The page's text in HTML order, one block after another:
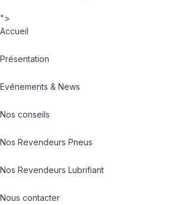
">
Accueil
Présentation
Evénements & News
Nos conseils
Nos Revendeurs Pneus
Nos Revendeurs Lubrifiant
Nous contacter